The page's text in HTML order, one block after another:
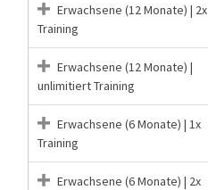
Erwachsene (12 Monate) | 2x
Training
Erwachsene (12 Monate) |
unlimitiert Training
Erwachsene (6 Monate) | 1x
Training
Erwachsene (6 Monate) | 2x